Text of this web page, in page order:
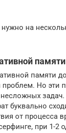
на
памяти
памяти
Но эти
буквально
от процесса
при 1-2